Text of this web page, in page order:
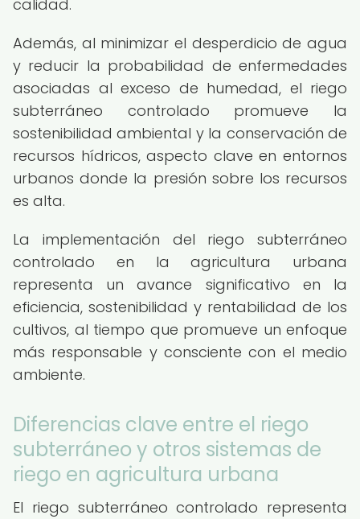
calidad.
Además, al minimizar el desperdicio de agua
y reducir la probabilidad de enfermedades
asociadas al exceso de humedad, el riego
subterráneo controlado promueve la
sostenibilidad ambiental y la conservación de
recursos hídricos, aspecto clave en entornos
urbanos donde la presión sobre los recursos
es alta.
La implementación del riego subterráneo
controlado en la agricultura urbana
representa un avance significativo en la
eficiencia, sostenibilidad y rentabilidad de los
cultivos, al tiempo que promueve un enfoque
más responsable y consciente con el medio
ambiente.
Diferencias clave entre el riego
subterráneo y otros sistemas de
riego en agricultura urbana
El riego subterráneo controlado representa